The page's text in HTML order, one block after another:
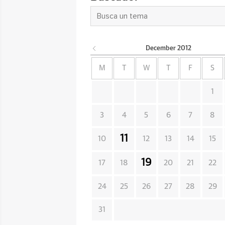
December 2012
M W F S
1
3 4 5 6 7 8
10 11 12 13 14 15
17 18 19 20 21 22
24 25 26 27 28 29
31